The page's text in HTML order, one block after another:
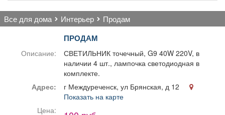
Транспорт Компании
все для дома интерьер продам
ПРОДАМ
Описание:
СВЕТИЛЬНИК точечный, G9 40W 220V, в
наличии 4 шт., лампочка светодиодная в
комплекте.
Адрес:
г Междуреченск, ул Брянская, д 12
Показать на карте
Цена: